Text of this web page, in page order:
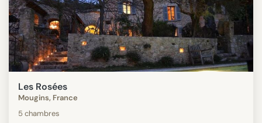
Les Rosées
Mougins, France
5 chambres